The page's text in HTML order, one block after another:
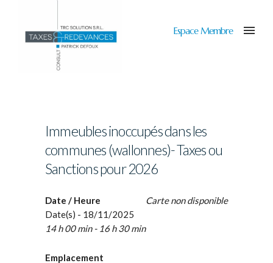
Espace Membre
Immeubles inoccupés dans les
communes (wallonnes)- Taxes ou
Sanctions pour 2026
Carte non disponible
Date / Heure
Date(s) - 18/11/2025
14 h 00 min - 16 h 30 min
Emplacement